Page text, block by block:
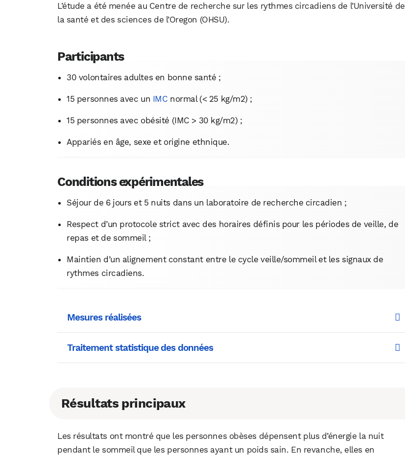
L’étude a été menée au Centre de recherche sur les rythmes circadiens de l’Université de
la santé et des sciences de l’Oregon (OHSU).
Participants
30 volontaires adultes en bonne santé ;
15 personnes avec un IMC normal (< 25 kg/m2) ;
15 personnes avec obésité (IMC > 30 kg/m2) ;
Appariés en âge, sexe et origine ethnique.
Conditions expérimentales
Séjour de 6 jours et 5 nuits dans un laboratoire de recherche circadien ;
Respect d’un protocole strict avec des horaires définis pour les périodes de veille, de
repas et de sommeil ;
Maintien d’un alignement constant entre le cycle veille/sommeil et les signaux de
rythmes circadiens.
Mesures réalisées
Traitement statistique des données
Résultats principaux
Les résultats ont montré que les personnes obèses dépensent plus d’énergie la nuit
pendant le sommeil que les personnes ayant un poids sain. En revanche, elles en
WhatsApp Telegram